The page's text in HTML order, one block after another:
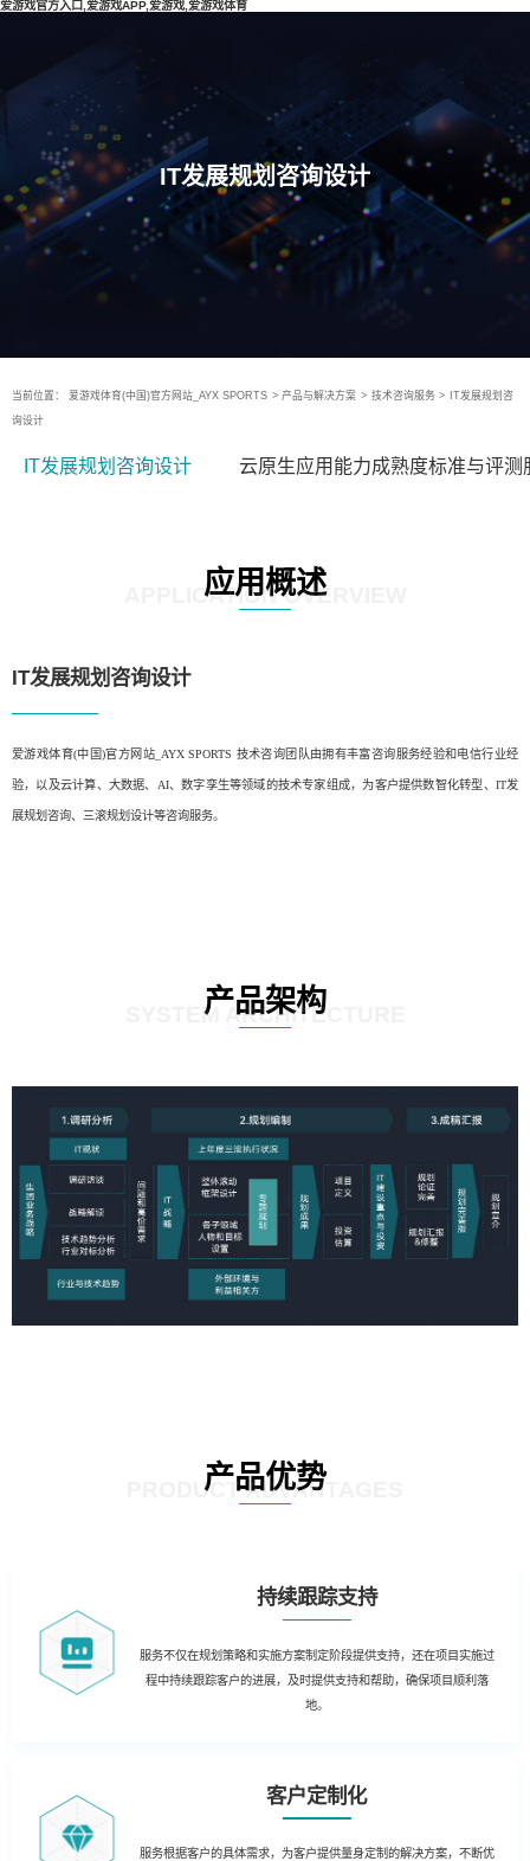
爱游戏官方入口,爱游戏APP,爱游戏,爱游戏体育
IT发展规划咨询设计
当前位置： 爱游戏体育(中国)官方网站_AYX SPORTS > 产品与解决方案 > 技术咨询服务 > IT发展规划咨
询设计
IT发展规划咨询设计 云原生应用能力成熟度标准与评测
应用概述
APPLICATION OVERVIEW
IT发展规划咨询设计
爱游戏体育(中国)官方网站_AYX SPORTS 技术咨询团队由拥有丰富咨询服务经验和电信行业经
验，以及云计算、大数据、AI、数字孪生等领域的技术专家组成，为客户提供数智化转型、IT发
展规划咨询、三滚规划设计等咨询服务。
产品架构
SYSTEM ARCHITECTURE
产品优势
PRODUCT ADVANTAGES
持续跟踪支持
服务不仅在规划策略和实施方案制定阶段提供支持，还在项目实施过
程中持续跟踪客户的进展，及时提供支持和帮助，确保项目顺利落
地。
客户定制化
服务根据客户的具体需求，为客户提供量身定制的解决方案，不断优